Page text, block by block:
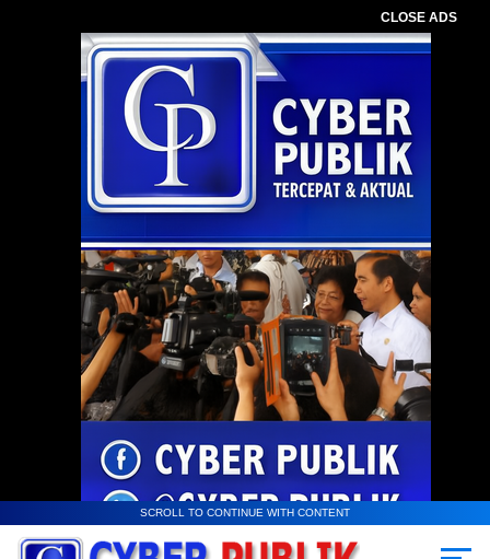
CLOSE ADS
SCROLL TO CONTINUE WITH CONTENT